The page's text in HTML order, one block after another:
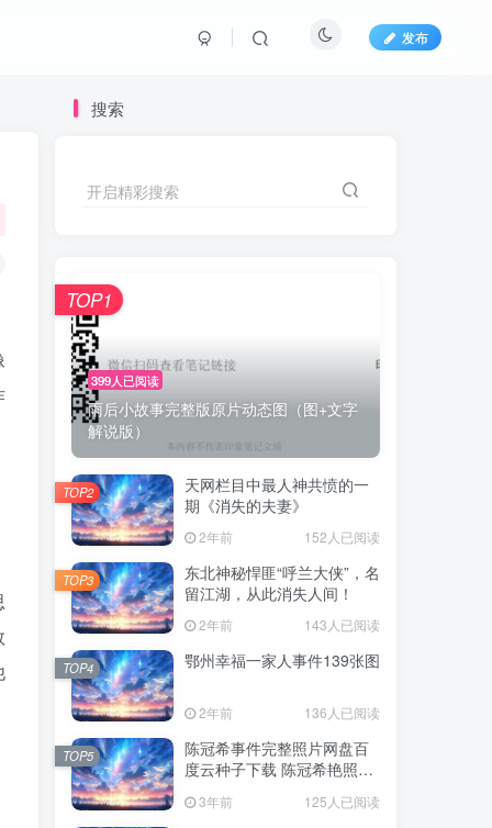
发布
搜索
开启精彩搜索
399人已阅读
雨后小故事完整版原片动态图（图+文字
解说版）
TOP1
天网栏目中最人神共愤的一
期《消失的夫妻》
2年前 152人已阅读
TOP2
东北神秘悍匪“呼兰大侠”，名
留江湖，从此消失人间！
2年前 143人已阅读
TOP3
鄂州幸福一家人事件139张图
2年前 136人已阅读
TOP4
陈冠希事件完整照片网盘百
度云种子下载 陈冠希艳照门
门全部图片观看
3年前 125人已阅读
TOP5